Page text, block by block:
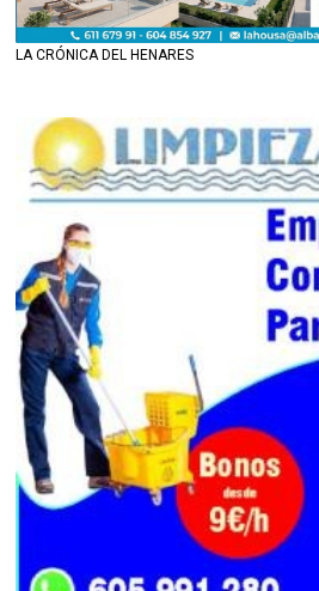
LA CRÓNICA DEL HENARES